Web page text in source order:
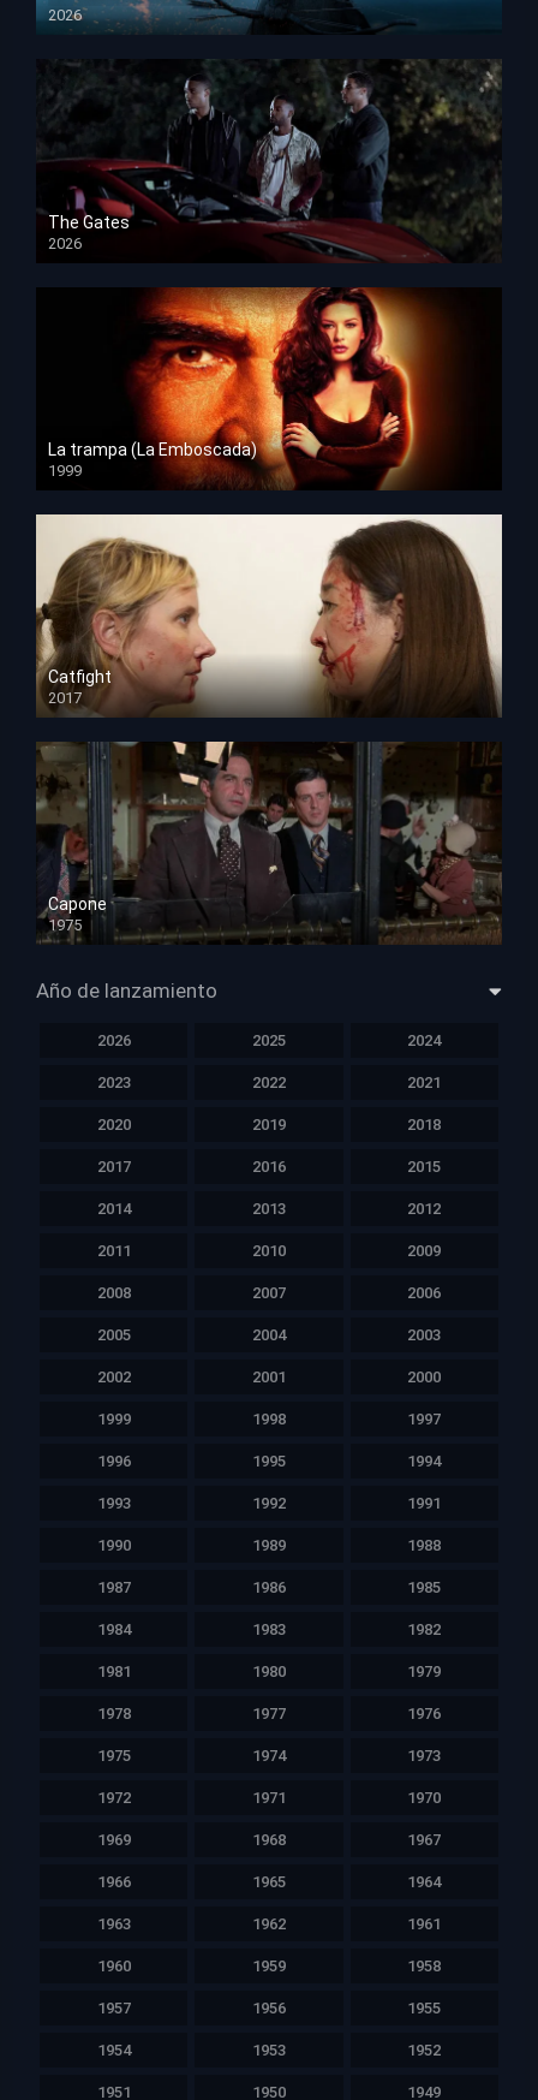
2026
HD 1080p
The Gates
2026
HD 1080p
La trampa (La Emboscada)
1999
HD 1080p
Catfight
2017
HD 720p
Capone
1975
HD 1080p
Año de lanzamiento
2026 2025 2024
2023 2022 2021
2020 2019 2018
2017 2016 2015
2014 2013 2012
2011 2010 2009
2008 2007 2006
2005 2004 2003
2002 2001 2000
1999 1998 1997
1996 1995 1994
1993 1992 1991
1990 1989 1988
1987 1986 1985
1984 1983 1982
1981 1980 1979
1978 1977 1976
1975 1974 1973
1972 1971 1970
1969 1968 1967
1966 1965 1964
1963 1962 1961
1960 1959 1958
1957 1956 1955
1954 1953 1952
1951 1950 1949